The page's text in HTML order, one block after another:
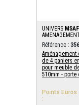
UNIVERS
Référence :
de 4 paniers
pour meuble
510mm - porte
Points Euros
: